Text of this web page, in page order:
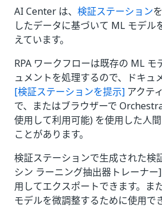
AI Center は、 検証ステーション
したデータに基づいて ML モデル
えています。
RPA ワークフローは既存の ML モ
ュメントを処理するので、ドキュ
[検証ステーションを提示] アクテ
で、またはブラウザーで
使用して利用可能) を使用した人
ことがあります。
検証ステーションで生成された検
シン ラーニング抽出器トレーナ
用してエクスポートできます。ま
モデルを微調整するために使用で